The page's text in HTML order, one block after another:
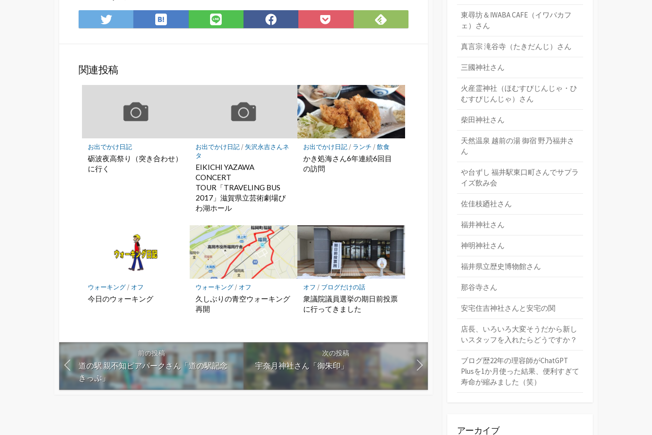
Twitter
で
ア
は
て
マ
保
LINE
で
Facebook
で
Pocket
に
Feedly
で
関連投稿
お出でかけ日記
砺波夜高祭り（突き合わせ）
に行く
お出でかけ日記/ 矢沢永吉さんネ
タ
EIKICHI YAZAWA
CONCERT
TOUR「TRAVELING BUS
2017」滋賀県立芸術劇場び
わ湖ホール
お出でかけ日記/ ランチ /飲食
かき処海さん6年連続6回目
の訪問
ウォーキング/ オフ
今日のウォーキング
ウォーキング/ オフ
久しぶりの青空ウォーキング
再開
オフ / ブログだけの話
衆議院議員選挙の期日前投票
に行ってきました
前の投稿
道の駅 親不知ピアパークさん「道の駅記念
きっぷ」
次の投稿
宇奈月神社さん「御朱印」
東尋坊＆IWABA CAFE（イワバカフ
ェ）さん
真言宗 滝谷寺（たきだんじ）さん
三國神社さん
火産霊神社（ほむすびじんじゃ・ひ
むすびじんじゃ）さん
柴田神社さん
天然温泉 越前の湯 御宿 野乃福井さ
ん
や台ずし 福井駅東口町さんでサプラ
イズ飲み会
佐佳枝廼社さん
福井神社さん
神明神社さん
福井県立歴史博物館さん
那谷寺さん
安宅住吉神社さんと安宅の関
店長、いろいろ大変そうだから新し
いスタッフを入れたらどうですか？
ブログ歴22年の理容師がChatGPT
Plusを1か月使った結果、便利すぎて
寿命が縮みました（笑）
アーカイブ